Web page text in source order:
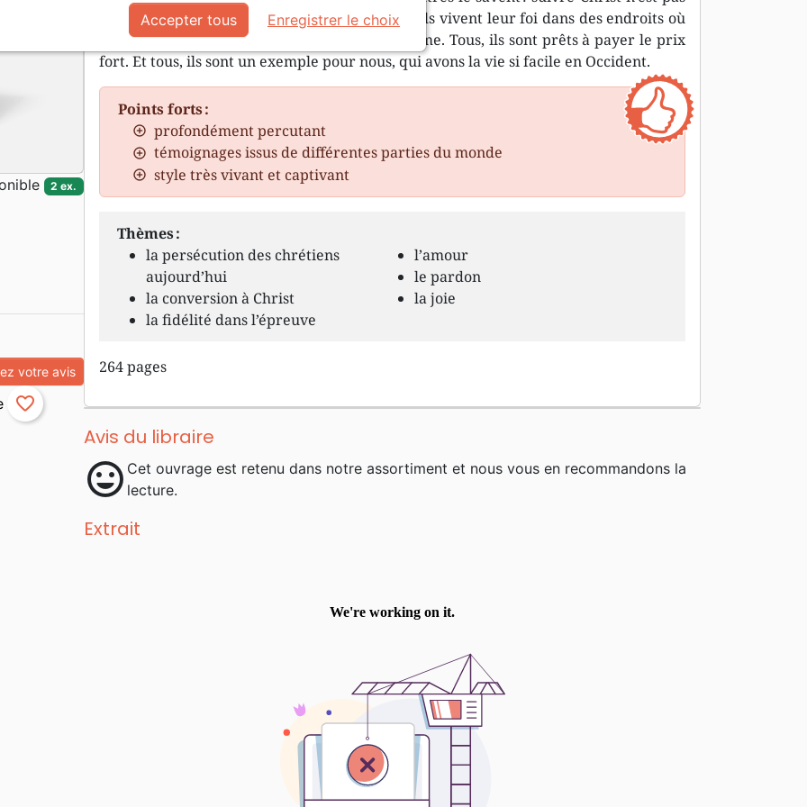
un engagement qu’on prend à la légère. Tous, ils vivent leur foi dans des endroits où
elle est combattue de la manière la plus extrême. Tous, ils sont prêts à payer le prix
fort. Et tous, ils sont un exemple pour nous, qui avons la vie si facile en Occident.
Points forts :
profondément percutant
témoignages issus de différentes parties du monde
style très vivant et captivant
Thèmes :
la persécution des chrétiens
aujourd’hui
la conversion à Christ
la fidélité dans l’épreuve
l’amour
le pardon
la joie
264 pages
Avis du libraire
mood Cet ouvrage est retenu dans notre assortiment et nous vous en recommandons la
lecture.
Extrait
2 ex.
votre avis
favorite_border
Accepter tous Enregistrer le choix